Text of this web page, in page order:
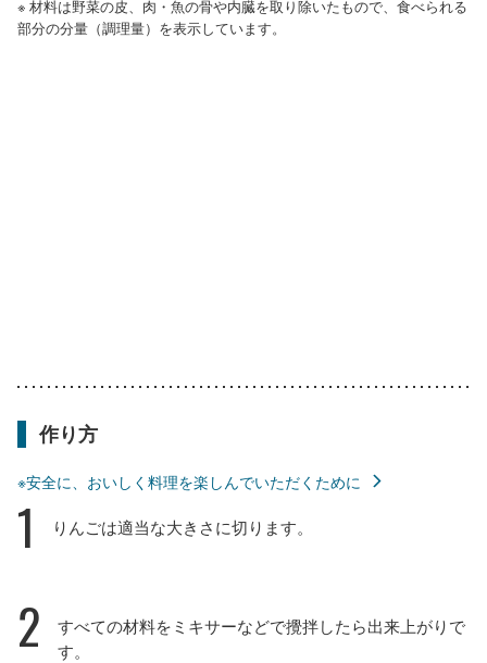
※ 材料は野菜の皮、肉・魚の骨や内臓を取り除いたもので、食べられる
部分の分量（調理量）を表示しています。
作り方
※安全に、おいしく料理を楽しんでいただくために
1 りんごは適当な大きさに切ります。
2
すべての材料をミキサーなどで攪拌したら出来上がりで
す。